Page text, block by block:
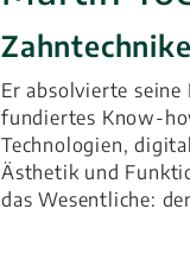
Er absolvierte
fundiertes Know-
Technologien,
Ästhetik und
das Wesentliche: